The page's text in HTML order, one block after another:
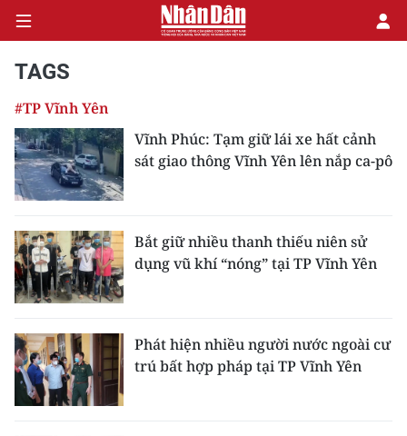
CHÍNH TRỊ
KINH TẾ
XÃ HỘI
PHÁP LUẬT
DU LỊCH
THẾ GIỚI
TAGS
#TP Vĩnh Yên
Vĩnh Phúc: Tạm giữ lái xe hất cảnh
sát giao thông Vĩnh Yên lên nắp ca-pô
Bắt giữ nhiều thanh thiếu niên sử
dụng vũ khí “nóng” tại TP Vĩnh Yên
Phát hiện nhiều người nước ngoài cư
trú bất hợp pháp tại TP Vĩnh Yên